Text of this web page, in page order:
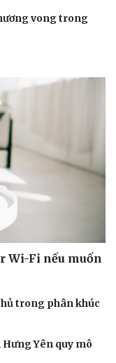
vong trong
Wi-Fi nếu muốn
trong phân khúc
Yên quy mô